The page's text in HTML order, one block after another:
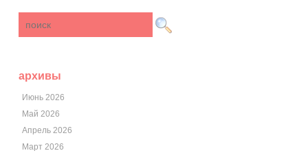
архивы
Июнь 2026
Май 2026
Апрель 2026
Март 2026